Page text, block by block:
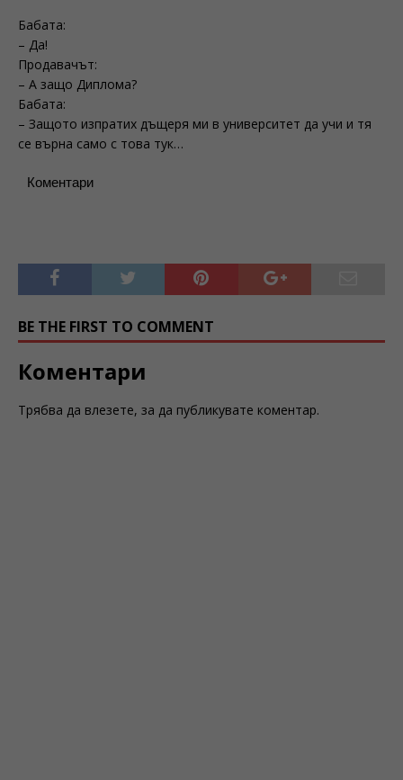
Бабата:
– Да!
Продавачът:
– А защо Диплома?
Бабата:
– Защото изпратих дъщеря ми в университет да учи и тя
се върна само с това тук…
Коментари
BE THE FIRST TO COMMENT
Коментари
Трябва да влезете, за да публикувате коментар.